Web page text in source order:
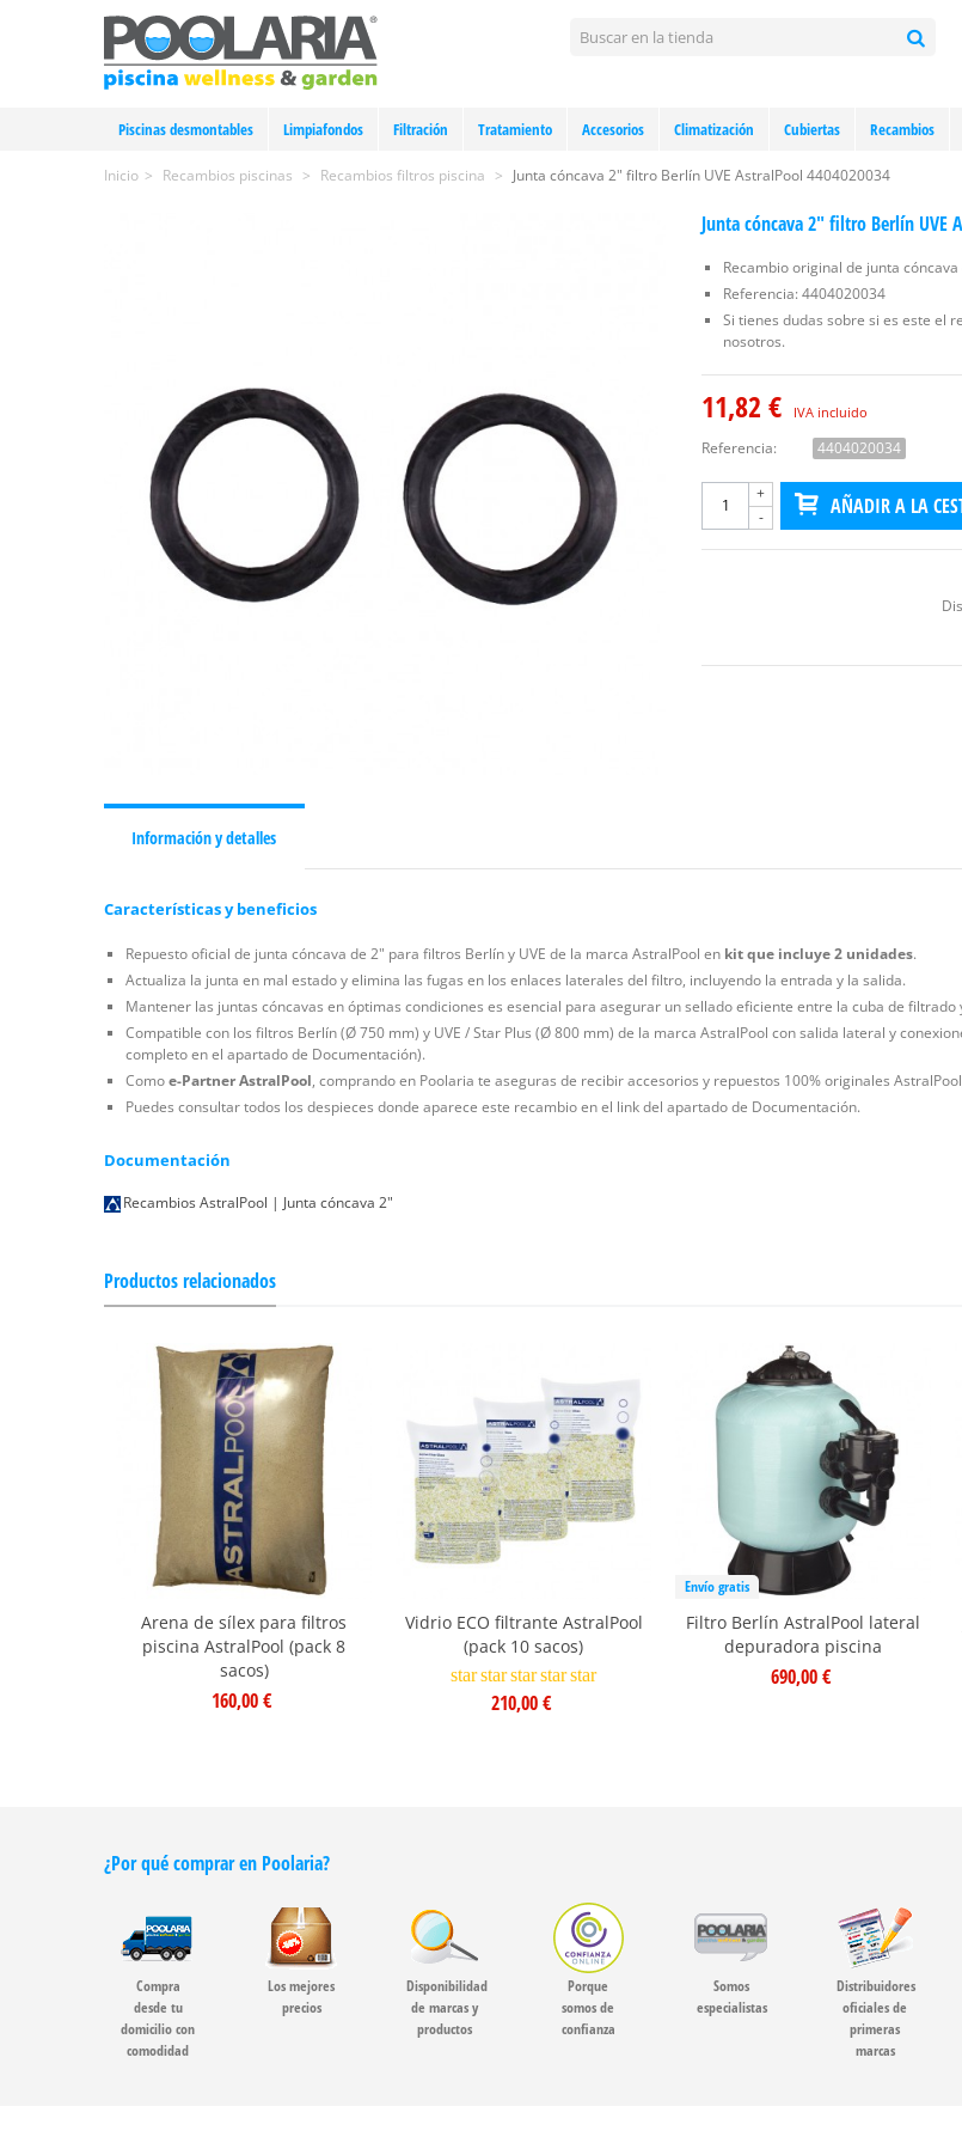
Piscinas desmontables Limpiafondos Filtración Tratamiento Accesorios Climatización Cubiertas Recambios
Inicio > Recambios piscinas > Recambios filtros piscina > Junta cóncava 2" filtro Berlín UVE AstralPool 4404020034
Junta cóncava 2" filtro Berlín UVE
Recambio original de junta
Referencia: 4404020034
Si tienes dudas sobre si es este el
nosotros.
11,82 € IVA incluido
Referencia: 4404020034
-
+ AÑADIR A LA
Información y detalles
Características y beneficios
Repuesto oficial de junta cóncava de 2" para filtros Berlín y UVE de la marca AstralPool en kit que incluye 2 unidades.
Actualiza la junta en mal estado y elimina las fugas en los enlaces laterales del filtro, incluyendo la entrada y la salida.
Mantener las juntas cóncavas en óptimas condiciones es esencial para asegurar un sellado eficiente entre la cuba de filtrado
Compatible con los filtros Berlín (Ø 750 mm) y UVE / Star Plus (Ø 800 mm) de la marca AstralPool con salida lateral y
completo en el apartado de Documentación).
Comoe-Partner AstralPool, comprando en Poolaria te aseguras de recibir accesorios y repuestos 100% originales
Puedes consultar todos los despieces donde aparece este recambio en el link del apartado de Documentación.
Documentación
Recambios AstralPool | Junta cóncava 2"
Productos relacionados
Arena de sílex para filtros
piscina AstralPool (pack 8
sacos)
160,00 €
Vidrio ECO filtrante AstralPool
(pack 10 sacos)
starstarstarstarstar
210,00 €
Envío gratis
Filtro Berlín AstralPool lateral
depuradora piscina
690,00 €
¿Por qué comprar en Poolaria?
Compra
desde tu
domicilio con
comodidad
Los mejores
precios
Disponibilidad
de marcas y
productos
Porque
somos de
confianza
Somos
especialistas
Distribuidores
oficiales de
primeras
marcas